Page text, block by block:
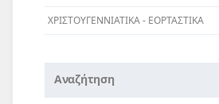
ΧΡΙΣΤΟΥΓΕΝΝΙΑΤΙΚΑ - ΕΟΡΤΑΣΤΙΚΑ
Αναζήτηση